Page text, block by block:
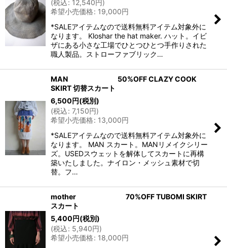
(税込: 12,540円)
希望小売価格: 19,000円
*SALEアイテムなので送料無料アイテム対象外に
なります。 Kloshar the hat maker. ハット。イビ
ザにある小さな工場でひとつひとつ手作りされた
職人製品。ストローファブリック…
MAN 50%OFF CLAZY COOK
SKIRT 切替スカート
6,500円(税別)
(税込: 7,150円)
希望小売価格: 13,000円
*SALEアイテムなので送料無料アイテム対象外に
なります。 MAN スカート。MANリメイクシリー
ズ。USEDスウェットを解体してスカートに再構
築いたしました。ナイロン・メッシュ素材で切
替。フ…
mother 70%OFF TUBOMI SKIRT
スカート
5,400円(税別)
(税込: 5,940円)
希望小売価格: 18,000円